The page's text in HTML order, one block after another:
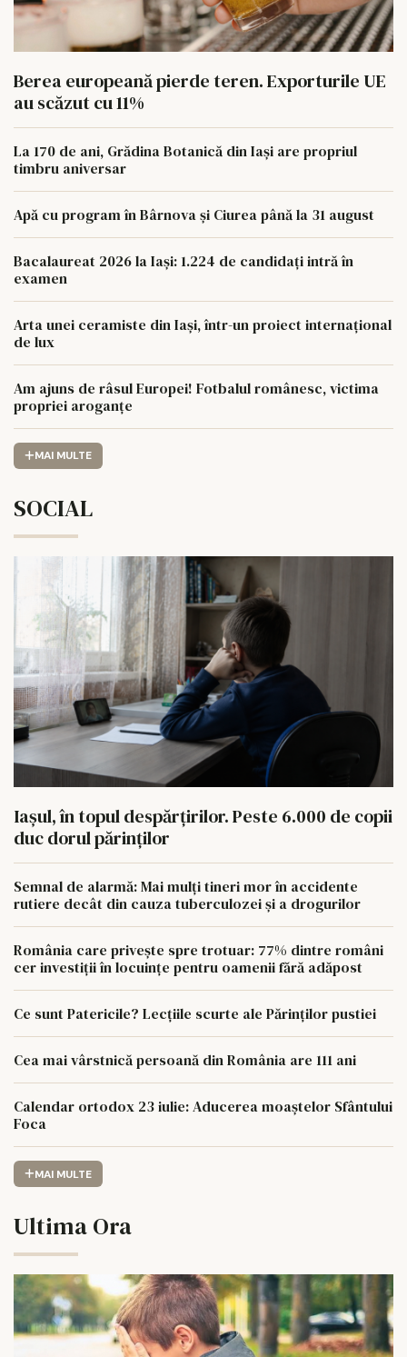
Berea europeană pierde teren. Exporturile UE
au scăzut cu 11%
La 170 de ani, Grădina Botanică din Iași are propriul
timbru aniversar
Apă cu program în Bârnova și Ciurea până la 31 august
Bacalaureat 2026 la Iași: 1.224 de candidați intră în
examen
Arta unei ceramiste din Iași, într-un proiect internațional
de lux
Am ajuns de râsul Europei! Fotbalul românesc, victima
propriei aroganțe
MAI MULTE
SOCIAL
Iașul, în topul despărțirilor. Peste 6.000 de copii
duc dorul părinților
Semnal de alarmă: Mai mulți tineri mor în accidente
rutiere decât din cauza tuberculozei și a drogurilor
România care privește spre trotuar: 77% dintre români
cer investiții în locuințe pentru oamenii fără adăpost
Ce sunt Patericile? Lecțiile scurte ale Părinților pustiei
Cea mai vârstnică persoană din România are 111 ani
Calendar ortodox 23 iulie: Aducerea moaștelor Sfântului
Foca
MAI MULTE
Ultima Ora